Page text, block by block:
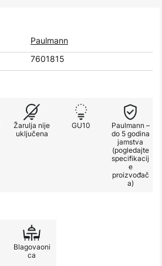
Paulmann
7601815
Žarulja nije
uključena
GU10
Paulmann –
do 5 godina
jamstva
(pogledajte
specifikacij
e
proizvođač
a)
Blagovaoni
ca